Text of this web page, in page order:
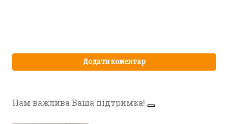
Нам важлива Ваша підтримка!